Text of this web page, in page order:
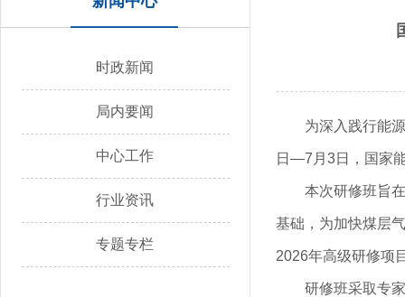
时政新闻
局内要闻
中心工作
行业资讯
专题专栏
为深入践行能
日—7月3日，国家
本次研修班旨
基础，为加快煤层
2026年高级研修项
研修班采取专